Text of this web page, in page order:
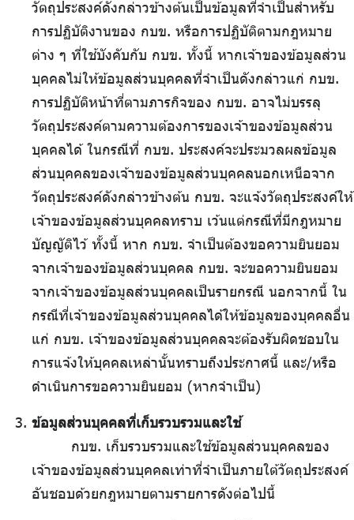
วัตถุประสงค์ดังกล่าวข้างต้นเป็นข้อมูลที่จำเป็นสำหรับ
การปฏิบัติงานของ กบข. หรือการปฏิบัติตามกฎหมาย
ต่าง ๆ ที่ใช้บังคับกับ กบข. ทั้งนี้ หากเจ้าของข้อมูลส่วน
บุคคลไม่ให้ข้อมูลส่วนบุคคลที่จำเป็นดังกล่าวแก่ กบข.
การปฏิบัติหน้าที่ตามภารกิจของ กบข. อาจไม่บรรลุ
วัตถุประสงค์ตามความต้องการของเจ้าของข้อมูลส่วน
บุคคลได้ ในกรณีที่ กบข. ประสงค์จะประมวลผลข้อมูล
ส่วนบุคคลของเจ้าของข้อมูลส่วนบุคคลนอกเหนือจาก
วัตถุประสงค์ดังกล่าวข้างต้น กบข. จะแจ้งวัตถุประสงค์ให้
เจ้าของข้อมูลส่วนบุคคลทราบ เว้นแต่กรณีที่มีกฎหมาย
บัญญัติไว้ ทั้งนี้ หาก กบข. จำเป็นต้องขอความยินยอม
จากเจ้าของข้อมูลส่วนบุคคล กบข. จะขอความยินยอม
จากเจ้าของข้อมูลส่วนบุคคลเป็นรายกรณี นอกจากนี้ ใน
กรณีที่เจ้าของข้อมูลส่วนบุคคลได้ให้ข้อมูลของบุคคลอื่น
แก่ กบข. เจ้าของข้อมูลส่วนบุคคลจะต้องรับผิดชอบใน
การแจ้งให้บุคคลเหล่านั้นทราบถึงประกาศนี้ และ/หรือ
ดำเนินการขอความยินยอม (หากจำเป็น)
ข้อมูลส่วนบุคคลที่เก็บรวบรวมและใช้
กบข. เก็บรวบรวมและใช้ข้อมูลส่วนบุคคลของ
เจ้าของข้อมูลส่วนบุคคลเท่าที่จำเป็นภายใต้วัตถุประสงค์
อันชอบด้วยกฎหมายตามรายการดังต่อไปนี้